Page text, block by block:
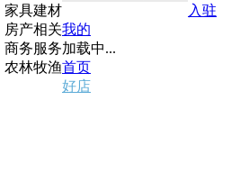
家具建材
房产相关
商务服务
农林牧渔
入驻
我的
加载中...
首页
好店